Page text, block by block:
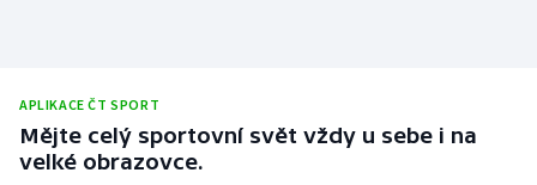
Vodní slalom
APLIKACE ČT SPORT
Mějte celý sportovní svět vždy u sebe i na
velké obrazovce.